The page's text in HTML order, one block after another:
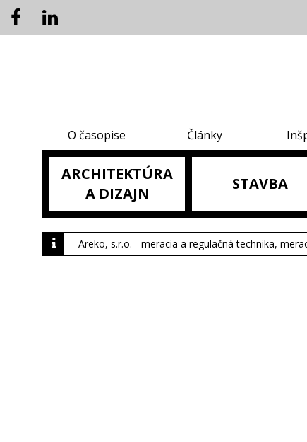
O časopise Články
ARCHITEKTÚRA
A DIZAJN
STAVBA
Areko, s.r.o. - meracia a regulačná technika,